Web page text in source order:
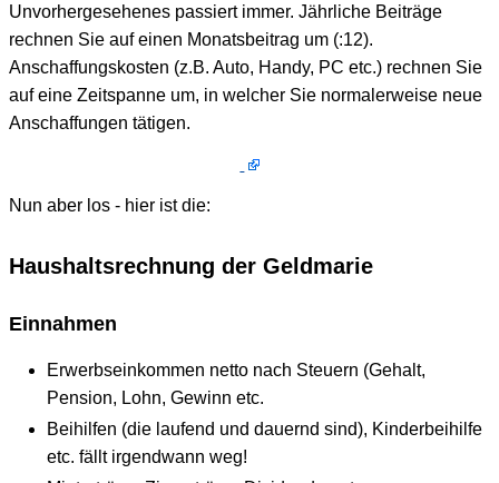
Unvorhergesehenes passiert immer. Jährliche Beiträge
rechnen Sie auf einen Monatsbeitrag um (:12).
Anschaffungskosten (z.B. Auto, Handy, PC etc.) rechnen Sie
auf eine Zeitspanne um, in welcher Sie normalerweise neue
Anschaffungen tätigen.
Nun aber los - hier ist die:
Haushaltsrechnung der Geldmarie
Einnahmen
Erwerbseinkommen netto nach Steuern (Gehalt,
Pension, Lohn, Gewinn etc.
Beihilfen (die laufend und dauernd sind), Kinderbeihilfe
etc. fällt irgendwann weg!